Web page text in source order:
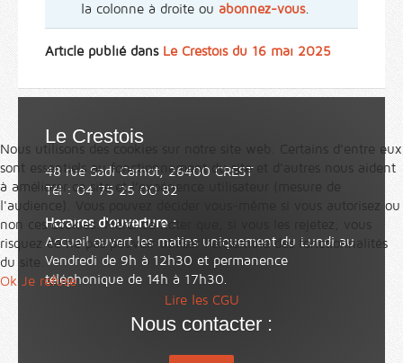
la colonne à droite ou abonnez-vous.
Article publié dans Le Crestois du 16 mai 2025
Le Crestois
48 rue Sadi Carnot, 26400 CREST
Tél : 04 75 25 00 82
Horaires d'ouverture :
Accueil ouvert les matins uniquement du Lundi au
Vendredi de 9h à 12h30 et permanence
téléphonique de 14h à 17h30.
Nous contacter :
Nous utilisons des cookies sur notre site web. Certains d’entre eux
sont essentiels au fonctionnement du site et d’autres nous aident
à améliorer ce site et l’expérience utilisateur (mesure de
l'audience). Vous pouvez décider vous-même si vous autorisez ou
non ces cookies. Merci de noter que, si vous les rejetez, vous
risquez de ne pas pouvoir utiliser l’ensemble des fonctionnalités
du site.
Ok Je refuse
Lire les CGU